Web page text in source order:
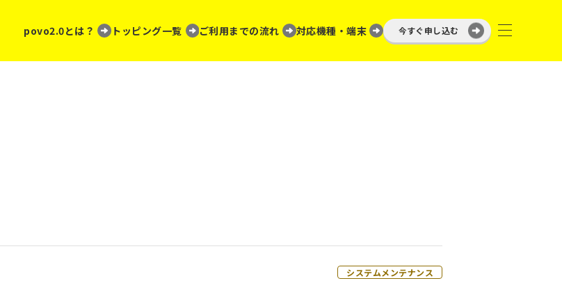
povo2.0とは？ トッピング一覧 ご利用までの流れ 対応機種・端末 今すぐ申し込む
システムメンテナンス